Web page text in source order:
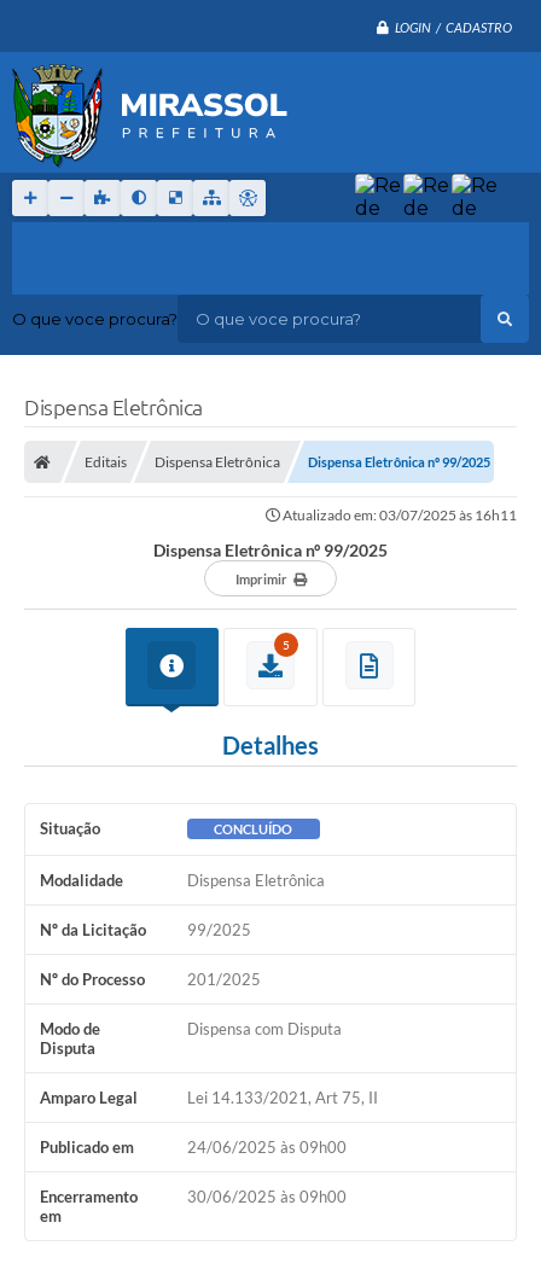
LOGIN / CADASTRO
O que voce procura?
Dispensa Eletrônica
Editais Dispensa Eletrônica Dispensa Eletrônica nº 99/2025
Atualizado em: 03/07/2025 às 16h11
Dispensa Eletrônica nº 99/2025
Imprimir
5
Detalhes
Situação CONCLUÍDO
Modalidade Dispensa Eletrônica
Nº da Licitação 99/2025
Nº do Processo 201/2025
Modo de
Disputa
Dispensa com Disputa
Amparo Legal Lei 14.133/2021, Art 75, II
Publicado em 24/06/2025 às 09h00
Encerramento
em
30/06/2025 às 09h00